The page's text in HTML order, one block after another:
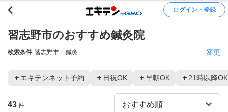
ログイン・登録
習志野市のおすすめ鍼灸院
検索条件 習志野市 鍼灸 変更
エキテンネット予約 日祝OK 早朝OK 21時以降OK
43 件